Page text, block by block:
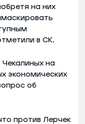
на них
в СК.
на
экономических
об
против Лерчек